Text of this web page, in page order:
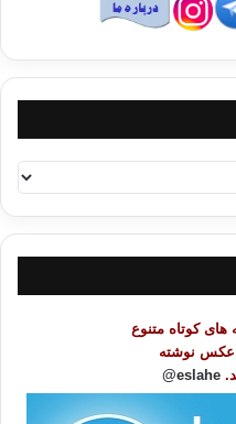
کوتاه متنوع
نوشته
eslahe@